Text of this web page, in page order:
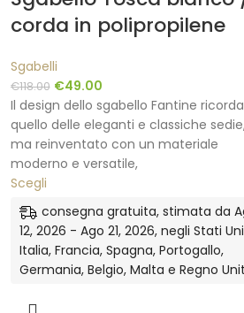
corda in polipropilene
Sgabelli
€118.00 €49.00
Il design dello sgabello Fantine ricorda
quello delle eleganti e classiche
ma reinventato con un materiale
moderno e versatile,
Scegli
consegna gratuita, stimata da
12, 2026 - Ago 21, 2026, negli Stati
Italia, Francia, Spagna, Portogallo,
Germania, Belgio, Malta e Regno